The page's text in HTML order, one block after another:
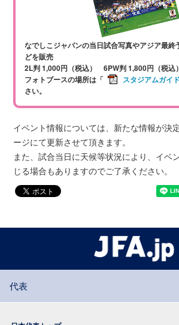
なでしこジャパンの当日試合写真やアジア最終
どを販売
2L判 1,000円（税込） 6PW判 1,800円（税込
フォトブースの場所は「
スタジアムガイド
さい。
イベント情報については、新たな情報が決
ージにて更新させて頂きます。
また、試合当日に天候等状況により、イベ
じる場合もありますのでご了承ください。​
代表